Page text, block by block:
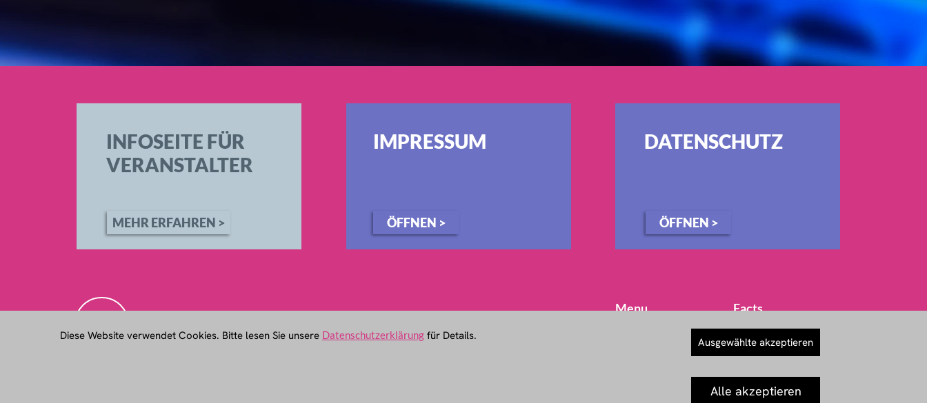
INFOSEITE FÜR
VERANSTALTER
MEHR ERFAHREN >
IMPRESSUM
ÖFFNEN >
DATENSCHUTZ
ÖFFNEN >
Menu Facts
Kurzinfo für
Veranstalter
Diese Website verwendet Cookies. Bitte lesen Sie unsere Datenschutzerklärung für Details. Ausgewählte akzeptieren
Alle akzeptieren